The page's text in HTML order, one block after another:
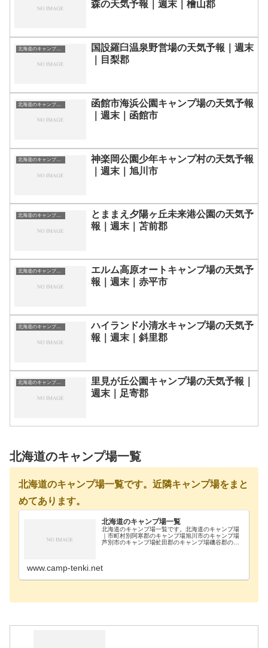
森の天気予報｜週末｜檜山郡
北海道のキャンプ場一覧
国設羅臼温泉野営場の天気予報｜週末
｜目梨郡
北海道のキャンプ場一覧
函館市海浜公園キャンプ場の天気予報
｜週末｜函館市
北海道のキャンプ場一覧
神楽岡公園少年キャンプ村の天気予報
｜週末｜旭川市
北海道のキャンプ場一覧
とままえ夕陽ヶ丘未来港公園の天気予
報｜週末｜苫前郡
北海道のキャンプ場一覧
エルム高原オートキャンプ場の天気予
報｜週末｜赤平市
北海道のキャンプ場一覧
ハイランド小清水キャンプ場の天気予
報｜週末｜斜里郡
北海道のキャンプ場一覧
里見が丘公園キャンプ場の天気予報｜
週末｜足寄郡
北海道のキャンプ場一覧
北海道のキャンプ場一覧です。近隣キャンプ場をまと
めてあります。
北海道のキャンプ場一覧
北海道のキャンプ場一覧です。北海道のキャンプ場
｜市町村別阿寒郡のキャンプ場旭川市のキャンプ場
芦別市のキャンプ場虻田郡のキャンプ場磯谷郡のキ
www.camp-tenki.net